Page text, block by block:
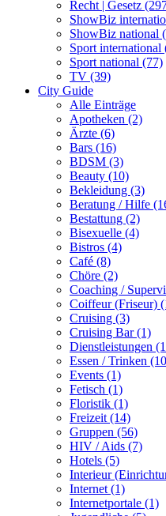
Recht | Gesetz
ShowBiz
ShowBiz national
Sport international
Sport national (77)
TV (39)
City Guide
Alle Einträge
Apotheken (2)
Ärzte (6)
Bars (16)
BDSM (3)
Beauty (10)
Bekleidung (3)
Beratung / Hilfe
Bestattung (2)
Bisexuelle (4)
Bistros (4)
Café (8)
Chöre (2)
Coaching /
Coiffeur (Friseur)
Cruising (3)
Cruising Bar (1)
Dienstleistungen
Essen / Trinken
Events (1)
Fetisch (1)
Floristik (1)
Freizeit (14)
Gruppen (56)
HIV / Aids (7)
Hotels (5)
Interieur
Internet (1)
Internetportale (1)